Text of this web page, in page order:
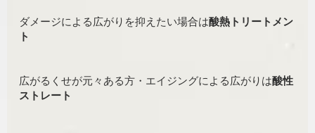
ダメージによる広がりを抑えたい場合は酸熱トリートメン
ト
広がるくせが元々ある方・エイジングによる広がりは酸性
ストレート